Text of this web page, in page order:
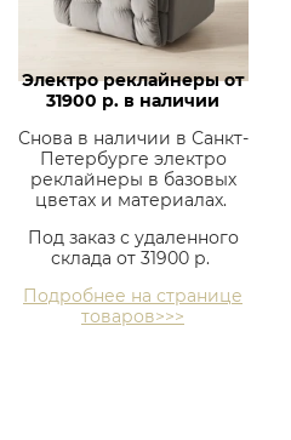
Электро реклайнеры от
31900 р. в наличии
Снова в наличии в Санкт-
Петербурге электро
реклайнеры в базовых
цветах и материалах.
Под заказ с удаленного
склада от 31900 р.
Подробнее на странице
товаров>>>